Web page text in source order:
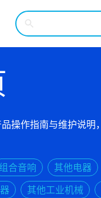
操作指南与维护说明
组合音响 其他电器
其他工业机械